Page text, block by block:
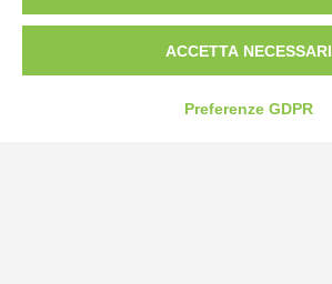
Fax: 0172-487399
ACCETTA NECESSARI
Preferenze GDPR